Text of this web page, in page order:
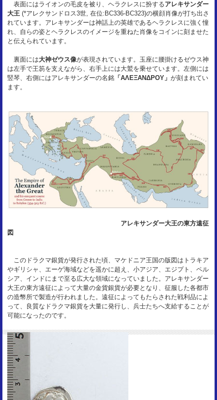
資 料：
Price1769
状 態：
VF-
表面にはライオンの毛皮を被り、ヘラクレスに扮するアレキサンダー
大王 (*アレクサンドロス3世, 在位:BC336-BC323)の横顔肖像が打ち出さ
れています。アレキサンダーは神話上の英雄であるヘラクレスに強く憧
れ、自らの姿とヘラクレスのイメージを重ねた肖像をコインに刻ませた
と伝えられています。
裏面には大神ゼウス像が表現されています。玉座に腰掛けるゼウス神
は左手で王笏を支えながら、右手上には大鷲を乗せています。左側には
竪琴、右側にはアレキサンダーの名銘 「ΑΛΕΞΑΝΔΡΟΥ」 が刻まれてい
ます。
アレキサンダー大王の東方遠征
図
このドラクマ銀貨が発行された頃、マケドニア王国の版図はトラキア
やギリシャ、エーゲ海域などを遥かに超え、小アジア、エジプト、ペル
シア、インドにまで至る広大な領域になっていました。アレキサンダー
大王の東方遠征によって大量の金貨銀貨が必要となり、征服した各都市
の造幣所で製造が行われました。遠征によってもたらされた戦利品によ
って、良質なドラクマ銀貨を大量に発行し、兵士たちへ支給することが
可能になったのです。